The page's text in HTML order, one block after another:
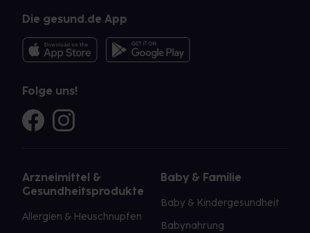
Die gesund.de App
Folge uns!
Arzneimittel &
Gesundheitsprodukte
Allergien & Heuschnupfen
Baby & Familie
Baby & Kindergesundheit
Babynahrung